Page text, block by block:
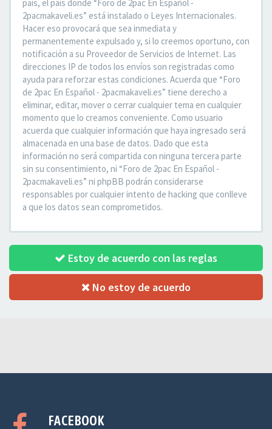
país, el país donde “Foro de 2pac En Español -
2pacmakaveli.es” está instalado o Leyes Internacionales.
Hacer eso provocará que sea inmediata y
permanentemente expulsado y, si lo creemos oportuno, con
notificación a su Proveedor de Servicios de Internet. Las
direcciones IP de todos los envíos son registradas como
ayuda para reforzar estas condiciones. Acuerda que “Foro
de 2pac En Español - 2pacmakaveli.es” tiene derecho a
eliminar, editar, mover o cerrar cualquier tema en cualquier
momento que lo creamos conveniente. Como usuario
acuerda que cualquier información que haya ingresado será
almacenada en una base de datos. Dado que esta
información no será compartida con ninguna tercera parte
sin su consentimiento, ni “Foro de 2pac En Español -
2pacmakaveli.es” ni phpBB podrán considerarse
responsables por cualquier intento de hacking que conlleve
a que los datos sean comprometidos.
Estoy de acuerdo con las reglas
No estoy de acuerdo
FACEBOOK